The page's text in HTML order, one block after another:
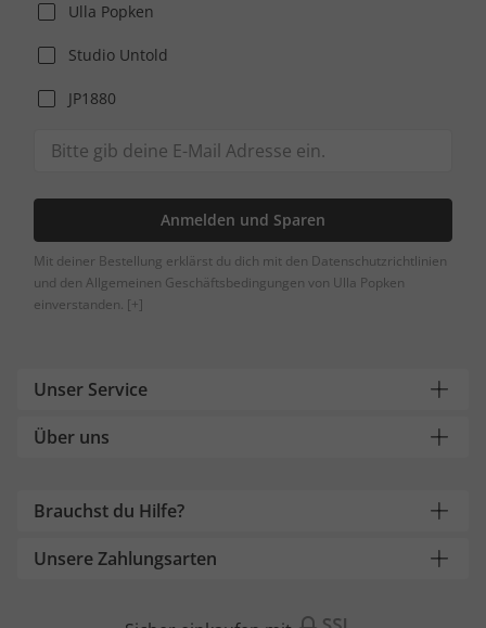
Ulla Popken
Studio Untold
JP1880
Anmelden und Sparen
Mit deiner Bestellung erklärst du dich mit den Datenschutzrichtlinien
und den Allgemeinen Geschäftsbedingungen von Ulla Popken
einverstanden. [+]
Unser Service
Über uns
Brauchst du Hilfe?
Unsere Zahlungsarten